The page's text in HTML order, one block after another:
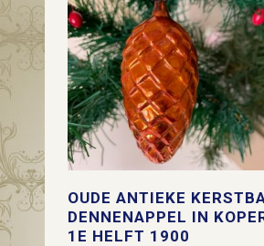
OUDE ANTIEKE
DENNENAPPEL IN
1E HELFT 1900